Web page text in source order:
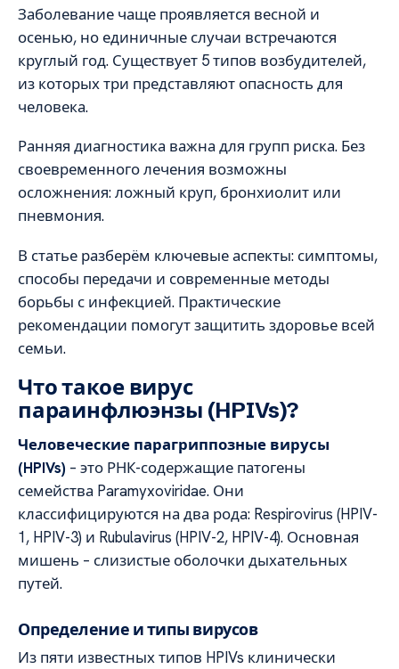
Заболевание чаще проявляется весной и
осенью, но единичные случаи встречаются
круглый год. Существует 5 типов возбудителей,
из которых три представляют опасность для
человека.
Ранняя диагностика важна для групп риска. Без
своевременного лечения возможны
осложнения: ложный круп, бронхиолит или
пневмония.
В статье разберём ключевые аспекты: симптомы,
способы передачи и современные методы
борьбы с инфекцией. Практические
рекомендации помогут защитить здоровье всей
семьи.
Что такое вирус
параинфлюэнзы (HPIVs)?
Человеческие парагриппозные вирусы
(HPIVs) – это РНК-содержащие патогены
семейства Paramyxoviridae. Они
классифицируются на два рода: Respirovirus (HPIV-
1, HPIV-3) и Rubulavirus (HPIV-2, HPIV-4). Основная
мишень – слизистые оболочки дыхательных
путей.
Определение и типы вирусов
Из пяти известных типов HPIVs клинически